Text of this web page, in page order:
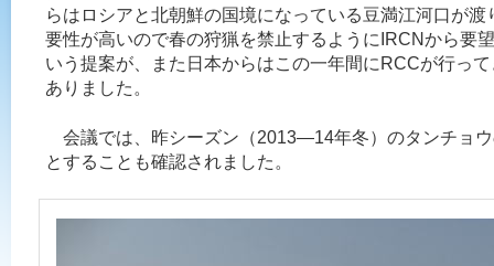
らはロシアと北朝鮮の国境になっている豆満江河口が
要性が高いので春の狩猟を禁止するようにIRCNから要
いう提案が、また日本からはこの一年間にRCCが行っ
ありました。
会議では、昨シーズン（2013—14年冬）のタンチョ
とすることも確認されました。